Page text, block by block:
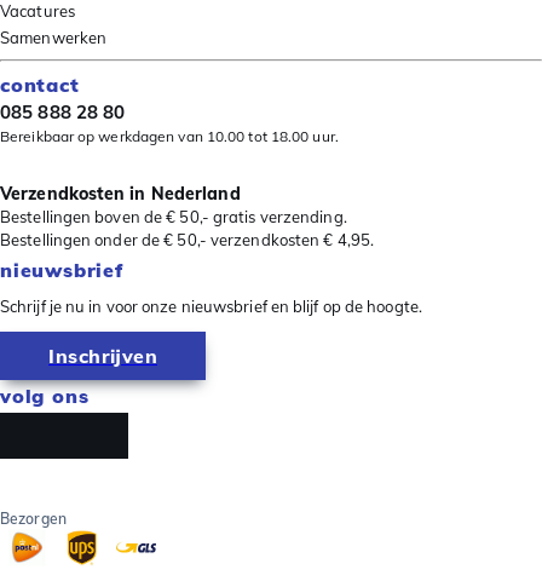
Vacatures
Samenwerken
contact
085 888 28 80
Bereikbaar op werkdagen van 10.00 tot 18.00 uur.
Verzendkosten in Nederland
Bestellingen boven de € 50,- gratis verzending.
Bestellingen onder de € 50,- verzendkosten € 4,95.
nieuwsbrief
Schrijf je nu in voor onze nieuwsbrief en blijf op de hoogte.
Inschrijven
volg ons
Bezorgen